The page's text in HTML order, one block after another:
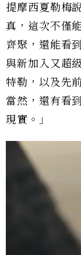
提摩西夏勒梅
真，這次不僅
齊聚，還能看
與新加入又超
特勒，以及先
當然，還有看
現實。」